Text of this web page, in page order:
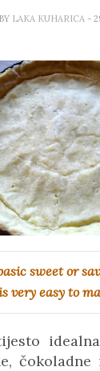
BY LAKA KUHARICA -
sweet or
very easy to